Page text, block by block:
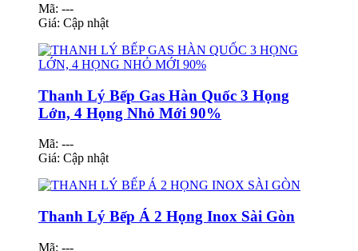
Mã: ---
Giá: Cập nhật
Thanh Lý Bếp Gas Hàn Quốc 3 Họng
Lớn, 4 Họng Nhỏ Mới 90%
Mã: ---
Giá: Cập nhật
Thanh Lý Bếp Á 2 Họng Inox Sài Gòn
Mã: ---